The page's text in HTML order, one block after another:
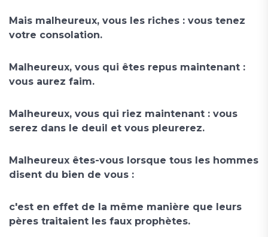
Mais malheureux, vous les riches : vous tenez
votre consolation.
Malheureux, vous qui êtes repus maintenant :
vous aurez faim.
Malheureux, vous qui riez maintenant : vous
serez dans le deuil et vous pleurerez.
Malheureux êtes-vous lorsque tous les hommes
disent du bien de vous :
c'est en effet de la même manière que leurs
pères traitaient les faux prophètes.